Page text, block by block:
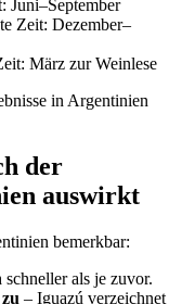
Juni–September
Zeit: Dezember–
März zur Weinlese
in Argentinien
der
auswirkt
bemerkbar:
schneller als je zuvor.
– Iguazú verzeichnet